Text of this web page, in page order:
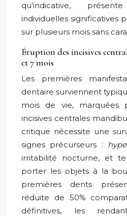
qu’indicative,
individuelles significatives
sur plusieurs mois sans
Éruption des incisives
et 7 mois
Les premières
dentaire surviennent
mois de vie, marquées
incisives centrales
critique nécessite une
signes précurseurs :
irritabilité nocturne, et
porter les objets à la
premières dents
réduite de 50%
définitives, les